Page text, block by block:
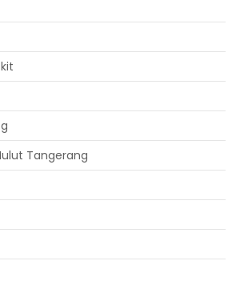
Tangerang